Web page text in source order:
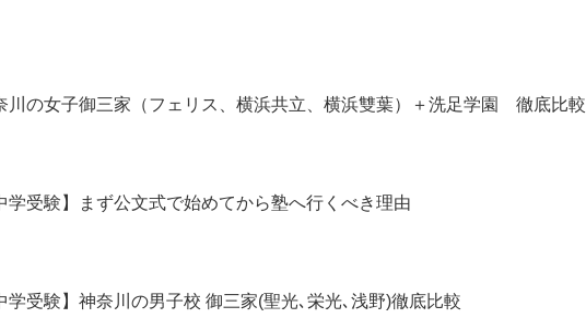
川の女子御三家（フェリス、横浜共立、横浜雙葉）＋洗足学園 徹底比較
学受験】まず公文式で始めてから塾へ行くべき理由
学受験】神奈川の男子校 御三家(聖光､栄光､浅野)徹底比較